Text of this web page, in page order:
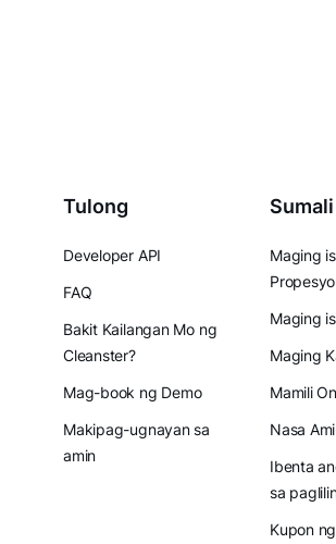
Tulong
Developer API
FAQ
Bakit Kailangan Mo ng
Cleanster?
Mag-book ng Demo
Makipag-ugnayan sa
amin
Maging
Maging
Maging
Mamili
Nasa
Ibenta
sa
Kupon